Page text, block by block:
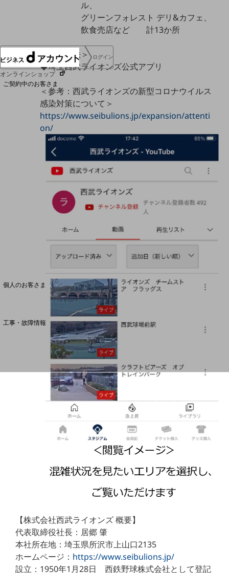
ログイン
オンラインショップ
ご契約中のお客さま
サービス別サポート情報
ご契約中サービスの一元管理
Web明細(ビリングステーション)
料金分析(ご利用料金管理サービス)
個人のお客さま
工事・故障情報
お客さまサポートサイト
SDPFナレッジセンター
NTTドコモ 通信障害情報
ル、
グリーンフォレスト デリ&カフェ、
飲食売店など 計13か所
＜閲覧方法＞
◆埼玉西武ライオンズ公式アプリ
＜参考：西武ライオンズの新型コロナウイルス
感染対策について＞
https://www.seibulions.jp/expansion/attenti
on/
【株式会社西武ライオンズ 概要】
代表取締役社長：居郷 肇
本社所在地：埼玉県所沢市上山口2135
ホームページ： https://www.seibulions.jp/
設立：1950年1月28日 西鉄野球株式会社として登記